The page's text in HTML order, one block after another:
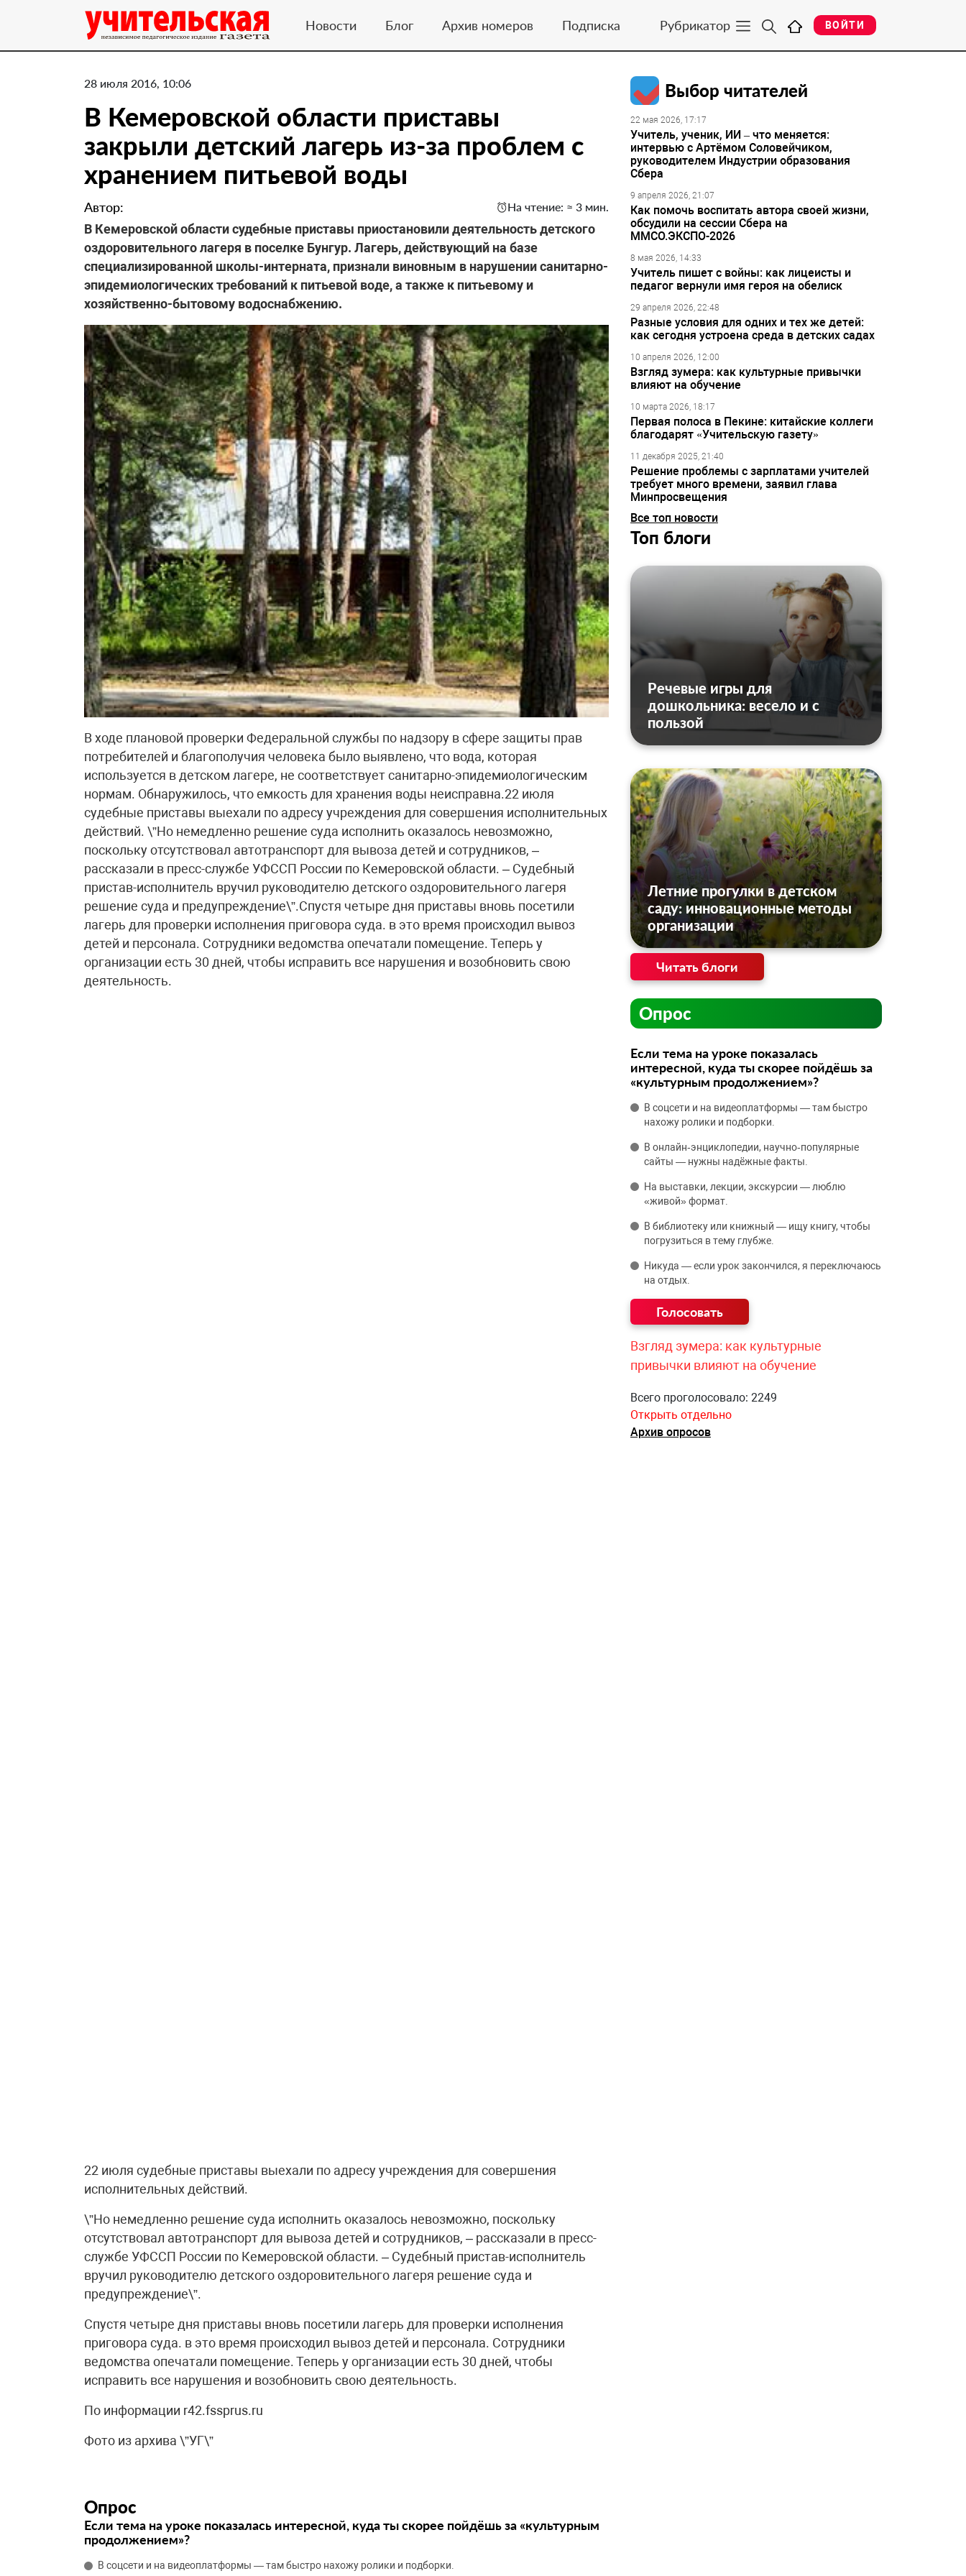
Новости Блог Архив номеров Подписка Рубрикатор ВОЙТИ
28 июля 2016, 10:06
В Кемеровской области приставы
закрыли детский лагерь из-за проблем с
хранением питьевой воды
Автор: На чтение: ≈ 3 мин.
В Кемеровской области судебные приставы приостановили деятельность детского
оздоровительного лагеря в поселке Бунгур. Лагерь, действующий на базе
специализированной школы-интерната, признали виновным в нарушении санитарно-
эпидемиологических требований к питьевой воде, а также к питьевому и
хозяйственно-бытовому водоснабжению.
В ходе плановой проверки Федеральной службы по надзору в сфере защиты прав
потребителей и благополучия человека было выявлено, что вода, которая
используется в детском лагере, не соответствует санитарно-эпидемиологическим
нормам. Обнаружилось, что емкость для хранения воды неисправна.22 июля
судебные приставы выехали по адресу учреждения для совершения исполнительных
действий. \”Но немедленно решение суда исполнить оказалось невозможно,
поскольку отсутствовал автотранспорт для вывоза детей и сотрудников, –
рассказали в пресс-службе УФССП России по Кемеровской области. – Судебный
пристав-исполнитель вручил руководителю детского оздоровительного лагеря
решение суда и предупреждение\”.Спустя четыре дня приставы вновь посетили
лагерь для проверки исполнения приговора суда. в это время происходил вывоз
детей и персонала. Сотрудники ведомства опечатали помещение. Теперь у
организации есть 30 дней, чтобы исправить все нарушения и возобновить свою
деятельность.
22 июля судебные приставы выехали по адресу учреждения для совершения
исполнительных действий.
\”Но немедленно решение суда исполнить оказалось невозможно, поскольку
отсутствовал автотранспорт для вывоза детей и сотрудников, – рассказали в пресс-
службе УФССП России по Кемеровской области. – Судебный пристав-исполнитель
вручил руководителю детского оздоровительного лагеря решение суда и
предупреждение\”.
Спустя четыре дня приставы вновь посетили лагерь для проверки исполнения
приговора суда. в это время происходил вывоз детей и персонала. Сотрудники
ведомства опечатали помещение. Теперь у организации есть 30 дней, чтобы
исправить все нарушения и возобновить свою деятельность.
По информации r42.fssprus.ru
Фото из архива \”УГ\”
Опрос
Если тема на уроке показалась интересной, куда ты скорее пойдёшь за «культурным
продолжением»?
В соцсети и на видеоплатформы — там быстро нахожу ролики и подборки.
Выбор читателей
22 мая 2026, 17:17
Учитель, ученик, ИИ – что меняется:
интервью с Артёмом Соловейчиком,
руководителем Индустрии образования
Сбера
9 апреля 2026, 21:07
Как помочь воспитать автора своей жизни,
обсудили на сессии Сбера на
ММСО.ЭКСПО-2026
8 мая 2026, 14:33
Учитель пишет с войны: как лицеисты и
педагог вернули имя героя на обелиск
29 апреля 2026, 22:48
Разные условия для одних и тех же детей:
как сегодня устроена среда в детских садах
10 апреля 2026, 12:00
Взгляд зумера: как культурные привычки
влияют на обучение
10 марта 2026, 18:17
Первая полоса в Пекине: китайские коллеги
благодарят «Учительскую газету»
11 декабря 2025, 21:40
Решение проблемы с зарплатами учителей
требует много времени, заявил глава
Минпросвещения
Все топ новости
Топ блоги
Речевые игры для
дошкольника: весело и с
пользой
Летние прогулки в детском
саду: инновационные методы
организации
Читать блоги
Опрос
Если тема на уроке показалась
интересной, куда ты скорее пойдёшь за
«культурным продолжением»?
В соцсети и на видеоплатформы — там быстро
нахожу ролики и подборки.
В онлайн‑энциклопедии, научно‑популярные
сайты — нужны надёжные факты.
На выставки, лекции, экскурсии — люблю
«живой» формат.
В библиотеку или книжный — ищу книгу, чтобы
погрузиться в тему глубже.
Никуда — если урок закончился, я переключаюсь
на отдых.
Взгляд зумера: как культурные
привычки влияют на обучение
Всего проголосовало: 2249
Открыть отдельно
Архив опросов